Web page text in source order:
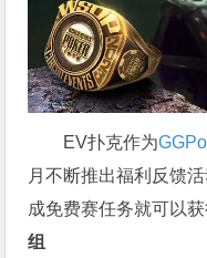
EV扑克作为
月不断推出福利反馈
成免费赛任务就可以
组